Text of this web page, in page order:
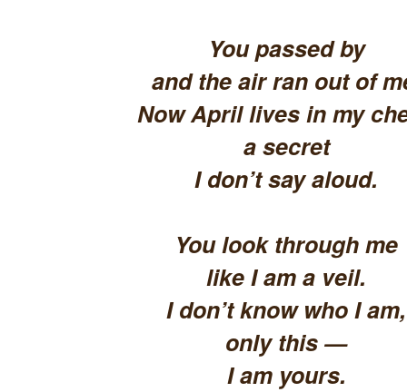
You passed by
and the air ran out of
Now April lives in my
a secret
I don’t say aloud.
You look through me
like I am a veil.
I don’t know who I am,
only this —
I am yours.